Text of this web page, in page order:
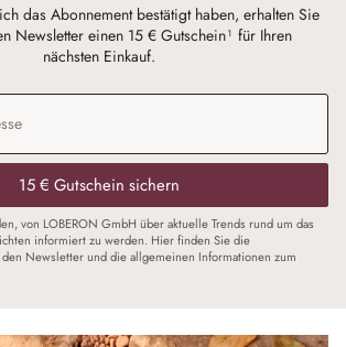
das Abonnement bestätigt haben, erhalten Sie
Newsletter einen 15 € Gutschein¹ für Ihren
nächsten Einkauf.
15 € Gutschein sichern
von LOBERON GmbH über aktuelle Trends rund um das
informiert zu werden. Hier finden Sie die
Newsletter und die allgemeinen Informationen zum